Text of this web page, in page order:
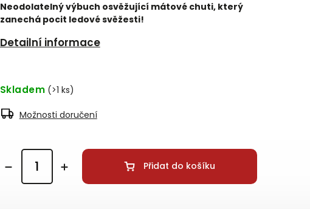
Neodolatelný výbuch osvěžující mátové chuti, který
zanechá pocit ledové svěžesti!
Detailní informace
Skladem (>1 ks)
Možnosti doručení
Přidat do košíku